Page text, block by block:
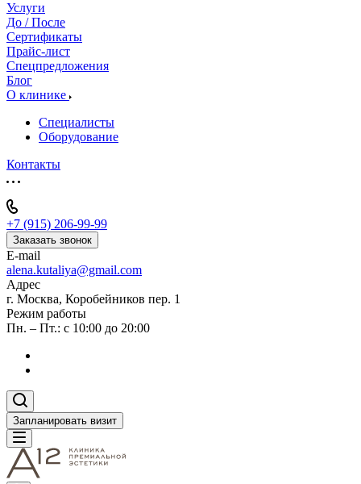
Услуги
До / После
Сертификаты
Прайс-лист
Спецпредложения
Блог
О клинике
Специалисты
Оборудование
Контакты
+7 (915) 206-99-99
Заказать звонок
E-mail
alena.kutaliya@gmail.com
Адрес
г. Москва, Коробейников пер. 1
Режим работы
Пн. – Пт.: с 10:00 до 20:00
Запланировать визит